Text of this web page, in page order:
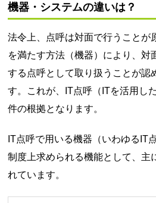
機器・システムの違いは？
法令上、点呼は対面で行うことが
を満たす方法（機器）により、対
する点呼として取り扱うことが認
す。これが、IT点呼（ITを活用し
件の根拠となります。
IT点呼で用いる機器（いわゆるIT
制度上求められる機能として、主
れています。